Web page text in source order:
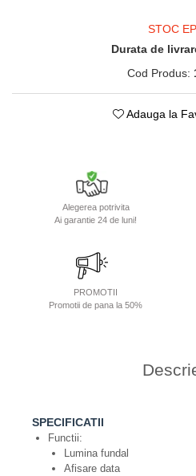
STOC
Durata de
Cod Produs:
Adauga la
Alegerea potrivita
Ai garantie 24 de luni!
PROMOTII
Promotii de pana la 50%
SPECIFICATII
Functii:
Lumina fundal
Afisare data